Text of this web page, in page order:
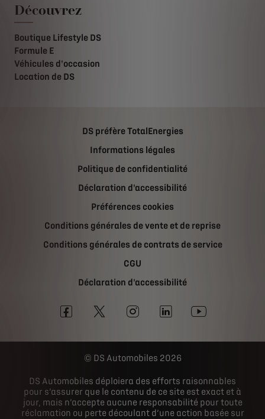
Découvrez
Boutique Lifestyle DS
Formule E
Véhicules d'occasion
Location de DS
DS préfère TotalEnergies
Informations légales
Politique de confidentialité
Déclaration d'accessibilité
Préférences cookies
Conditions générales de vente et de reprise
Conditions générales de contrats de service
CGU
Déclaration d'accessibilité
DS Automobiles 2026
DS Automobiles déploiera des efforts raisonnables
pour s’assurer que le contenu de ce site est exact et à
jour, mais n’accepte aucune responsabilité pour toute
réclamation ou perte découlant d’une action basée sur